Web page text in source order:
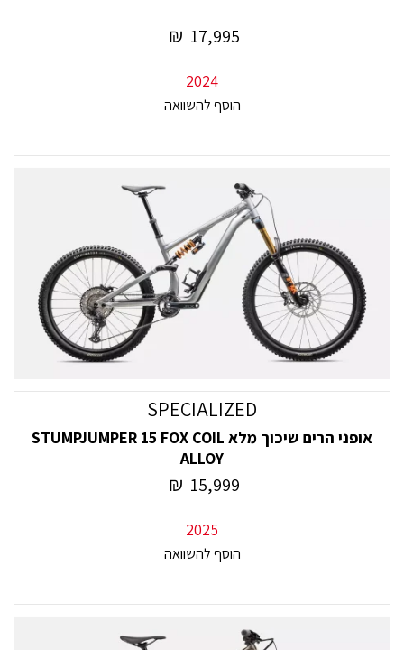
17,995
₪
2024
SPECIALIZED
אופני הרים שיכוך מלא STUMPJUMPER 15 FOX COIL
ALLOY
15,999
₪
2025